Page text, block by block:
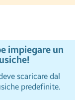
impiegare un
scaricare dal
predefinite.